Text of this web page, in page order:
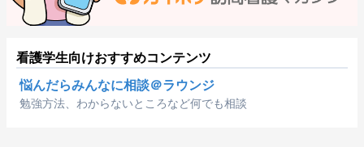
看護学生向けおすすめコンテンツ
悩んだらみんなに相談＠ラウンジ
勉強方法、わからないところなど何でも相談